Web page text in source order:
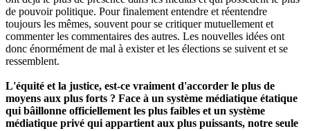
de pouvoir politique. Pour finalement entendre et réentendre
toujours les mêmes, souvent pour se critiquer mutuellement et
commenter les commentaires des autres. Les nouvelles idées ont
donc énormément de mal à exister et les élections se suivent et se
ressemblent.
L'équité et la justice, est-ce vraiment d'accorder le plus de
moyens aux plus forts ? Face à un système médiatique étatique
qui bâillonne officiellement les plus faibles et un système
médiatique privé qui appartient aux plus puissants, notre seule